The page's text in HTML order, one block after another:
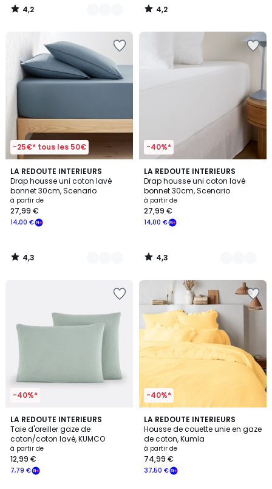
4,2
/
4,2
/
-25€* tous les 50€
LA REDOUTE INTERIEURS
Drap housse uni coton lavé
bonnet 30cm, Scenario
à partir de
14,00 €
27,99 €
4,3
/ 5
2
Couleurs
4,3
/
-40%*
LA REDOUTE INTERIEURS
Drap housse uni coton lavé
bonnet 30cm, Scenario
à partir de
14,00 €
27,99 €
4,3
/ 5
19
Couleurs
4,3
/
-40%*
LA REDOUTE INTERIEURS
Taie d'oreiller gaze de
coton/coton lavé, KUMCO
à partir de
7,79 €
12,99 €
3,5
/ 5
10
Couleurs
-40%*
LA REDOUTE INTERIEURS
Housse de couette unie en gaze
de coton, Kumla
à partir de
37,50 €
74,99 €
3,6
/ 5
18
Couleurs